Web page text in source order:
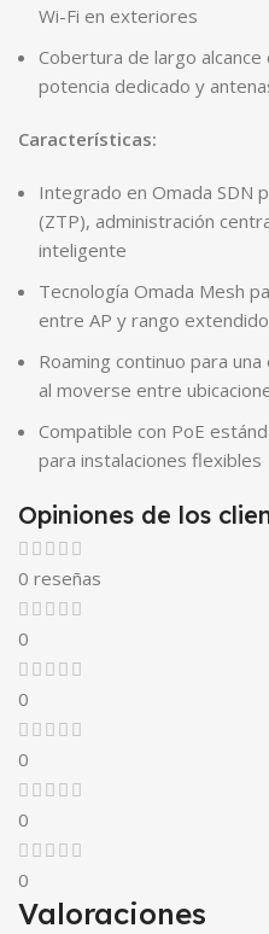
Wi-Fi en exteriores
Cobertura de largo
potencia dedicado y
Características:
Integrado en Omada SDN
(ZTP), administración
inteligente
Tecnología Omada Mesh
entre AP y rango extendido
Roaming continuo para
al moverse entre
Compatible con PoE
para instalaciones flexibles
Opiniones de los
0 reseñas
0
0
0
0
0
Valoraciones